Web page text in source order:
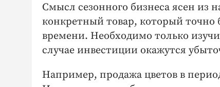
Смысл сезонного бизнеса ясен из
конкретный товар, который точно
времени. Необходимо только
случае инвестиции окажутся
Например, продажа цветов в